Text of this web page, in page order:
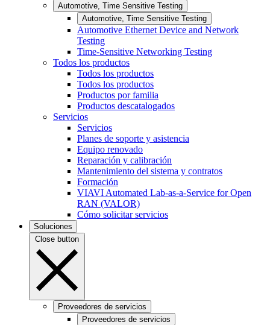
Automotive, Time Sensitive Testing
Automotive, Time Sensitive Testing
Automotive Ethernet Device and Network
Testing
Time-Sensitive Networking Testing
Todos los productos
Todos los productos
Todos los productos
Productos por familia
Productos descatalogados
Servicios
Servicios
Planes de soporte y asistencia
Equipo renovado
Reparación y calibración
Mantenimiento del sistema y contratos
Formación
VIAVI Automated Lab-as-a-Service for Open
RAN (VALOR)
Cómo solicitar servicios
Soluciones
Close button
Proveedores de servicios
Proveedores de servicios